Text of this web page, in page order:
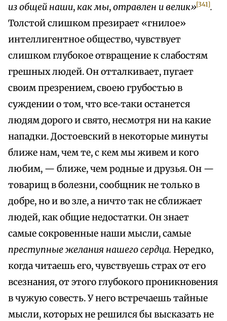
из общей наши, как мы,отравлен и велик»[341].
Толстой слишком презирает «гнилое»
интеллигентное общество, чувствует
слишком глубокое отвращение к слабостям
грешных людей. Он отталкивает, пугает
своим презрением, своею грубостью в
суждении о том, что все‑таки останется
людям дорого и свято, несмотря ни на какие
нападки. Достоевский в некоторые минуты
ближе нам, чем те, с кем мы живем и кого
любим, — ближе, чем родные и друзья. Он —
товарищ в болезни, сообщник не только в
добре, но и во зле, а ничто так не сближает
людей, как общие недостатки. Он знает
самые сокровенные наши мысли, самые
преступные желания нашего сердца. Нередко,
когда читаешь его, чувствуешь страх от его
всезнания, от этого глубокого проникновения
в чужую совесть. У него встречаешь тайные
мысли, которых не решился бы высказать не